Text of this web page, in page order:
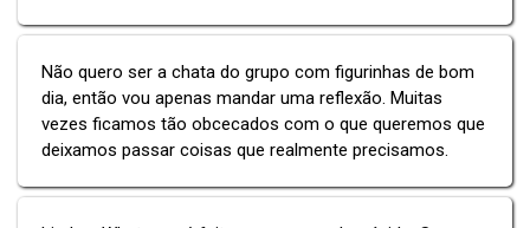
Não quero ser a chata do grupo com figurinhas de bom
dia, então vou apenas mandar uma reflexão. Muitas
vezes ficamos tão obcecados com o que queremos que
deixamos passar coisas que realmente precisamos.